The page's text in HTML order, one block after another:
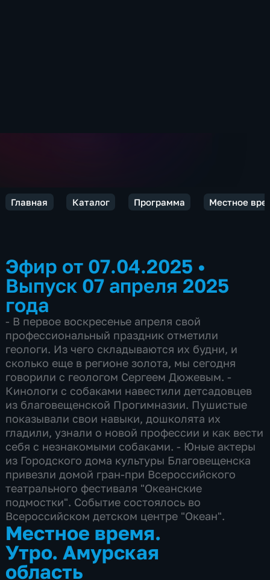
Главная Каталог Программа Местное
Эфир от 07.04.2025 •
Выпуск 07 апреля 2025
года
- В первое воскресенье апреля свой
профессиональный праздник отметили
геологи. Из чего складываются их будни, и
сколько еще в регионе золота, мы сегодня
говорили с геологом Сергеем Дюжевым. -
Кинологи с собаками навестили детсадовцев
из благовещенской Прогимназии. Пушистые
показывали свои навыки, дошколята их
гладили, узнали о новой профессии и как вести
себя с незнакомыми собаками. - Юные актеры
из Городского дома культуры Благовещенска
привезли домой гран-при Всероссийского
театрального фестиваля "Океанские
подмостки". Событие состоялось во
Всероссийском детском центре "Океан".
Местное время.
Утро. Амурская
область